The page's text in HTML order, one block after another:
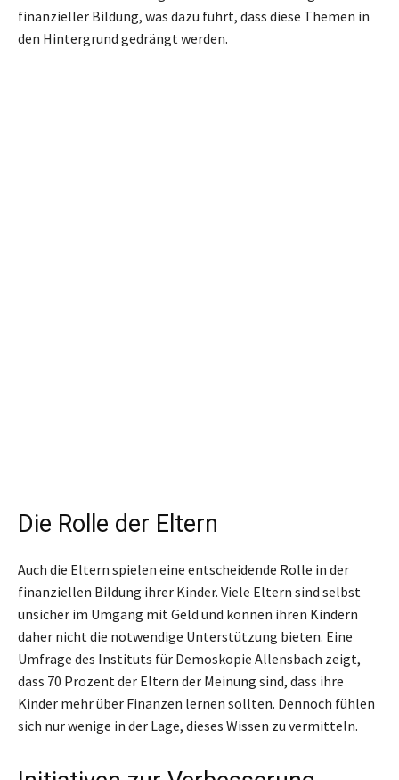
finanzieller Bildung, was dazu führt, dass diese Themen in
den Hintergrund gedrängt werden.
Die Rolle der Eltern
Auch die Eltern spielen eine entscheidende Rolle in der
finanziellen Bildung ihrer Kinder. Viele Eltern sind selbst
unsicher im Umgang mit Geld und können ihren Kindern
daher nicht die notwendige Unterstützung bieten. Eine
Umfrage des Instituts für Demoskopie Allensbach zeigt,
dass 70 Prozent der Eltern der Meinung sind, dass ihre
Kinder mehr über Finanzen lernen sollten. Dennoch fühlen
sich nur wenige in der Lage, dieses Wissen zu vermitteln.